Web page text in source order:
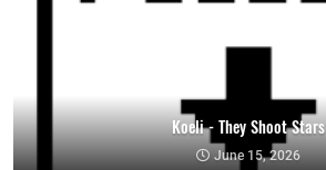
Koeli - They Shoot Stars
June 15, 2026